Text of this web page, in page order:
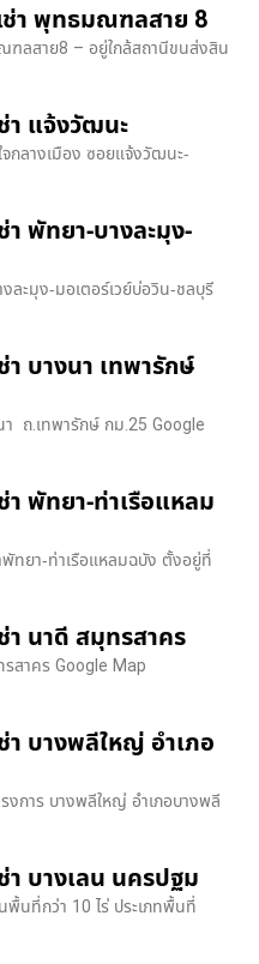
ช่า พุทธมณฑลสาย 8
ฑลสาย8 – อยู่ใกล้สถานีขนส่งสิน
า แจ้งวัฒนะ
กลางเมือง ซอยแจ้งวัฒนะ-
า พัทยา-บางละมุง-
งละมุง-มอเตอร์เวย์บ่อวิน-ชลบุรี
า บางนา เทพารักษ์
ถ.เทพารักษ์ กม.25 Google
า พัทยา-ท่าเรือแหลม
ทยา-ท่าเรือแหลมฉบัง ตั้งอยู่ที่
า นาดี สมุทรสาคร
รสาคร Google Map
า บางพลีใหญ่ อำเภอ
งการ บางพลีใหญ่ อำเภอบางพลี
า บางเลน นครปฐม
พื้นที่กว่า 10 ไร่ ประเภทพื้นที่